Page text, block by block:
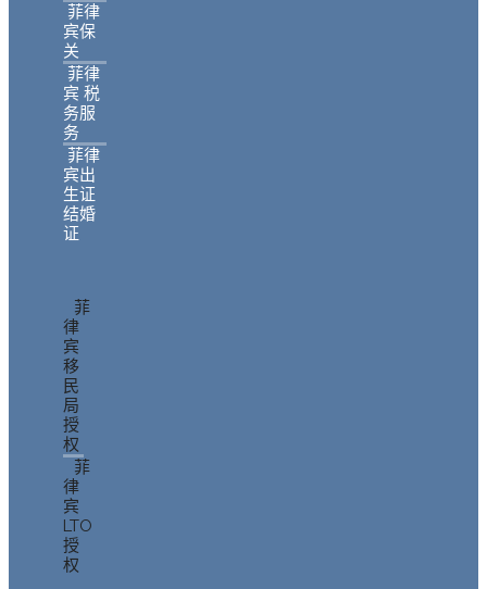
菲律
宾保
关
菲律
宾 税
务服
务
菲律
宾出
生证
结婚
证
菲
律
宾
移
民
局
授
权
菲
律
宾
LTO
授
权